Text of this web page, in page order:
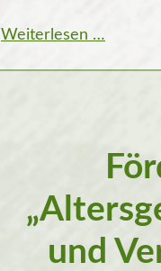
Weiterlesen …
Knoten
reicht
und